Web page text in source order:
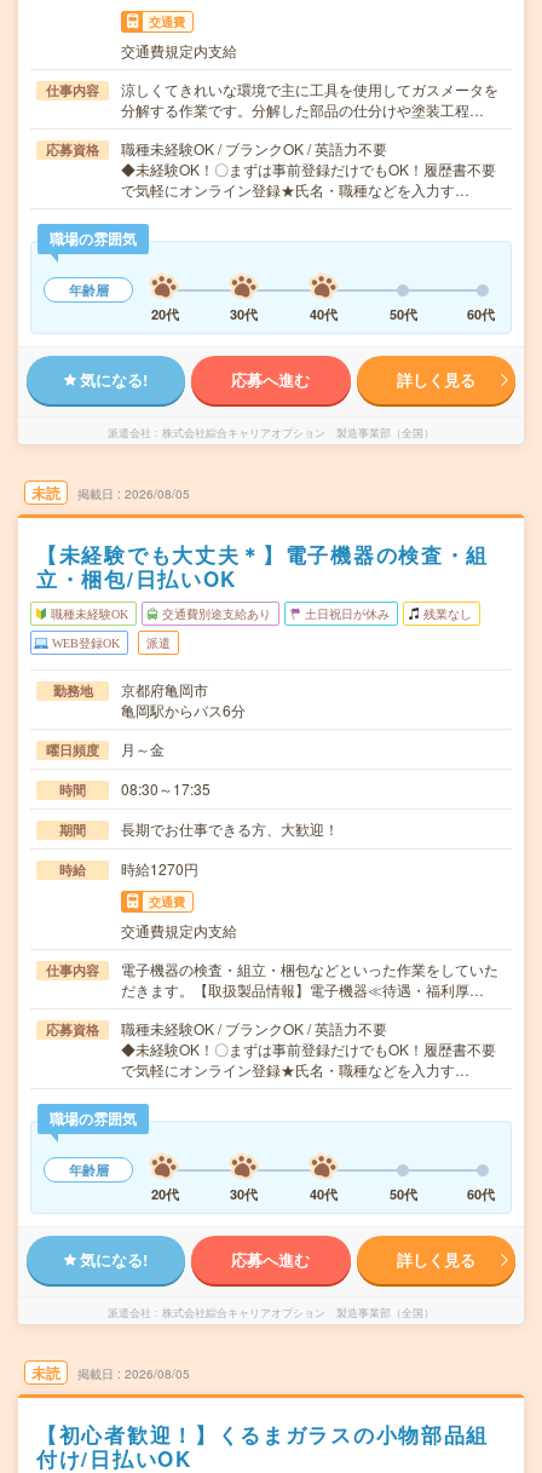
交通費
交通費規定内支給
仕事内容
涼しくてきれいな環境で主に工具を使用してガスメータを
分解する作業です。分解した部品の仕分けや塗装工程…
応募資格
職種未経験OK / ブランクOK / 英語力不要
◆未経験OK！〇まずは事前登録だけでもOK！履歴書不要
で気軽にオンライン登録★氏名・職種などを入力す…
職場の雰囲気
年齢層
20代
30代 40代 50代 60代
気になる! 応募へ進む 詳しく見る
派遣会社 株式会社綜合キャリアオプション 製造事業部（全国）
未読 掲載日 2026/08/05
【未経験でも大丈夫＊】電子機器の検査・組
立・梱包/日払いOK
職種未経験OK 交通費別途支給あり 土日祝日が休み 残業なし
WEB登録OK 派遣
勤務地
京都府亀岡市
亀岡駅からバス6分
曜日頻度 月～金
時間 08:30～17:35
期間 長期でお仕事できる方、大歓迎！
時給 時給1270円
交通費
交通費規定内支給
仕事内容
電子機器の検査・組立・梱包などといった作業をしていた
だきます。【取扱製品情報】電子機器≪待遇・福利厚…
応募資格
職種未経験OK / ブランクOK / 英語力不要
◆未経験OK！〇まずは事前登録だけでもOK！履歴書不要
で気軽にオンライン登録★氏名・職種などを入力す…
職場の雰囲気
年齢層
20代
30代 40代 50代 60代
気になる! 応募へ進む 詳しく見る
派遣会社 株式会社綜合キャリアオプション 製造事業部（全国）
未読 掲載日 2026/08/05
【初心者歓迎！】くるまガラスの小物部品組
付け/日払いOK